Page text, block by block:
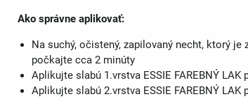
Ako správne aplikovať:
Na suchý, očistený, zapilovaný necht, ktorý je
počkajte cca 2 minúty
Aplikujte slabú 1.vrstva ESSIE FAREBNÝ
Aplikujte slabú 2.vrstva ESSIE FAREBNÝ